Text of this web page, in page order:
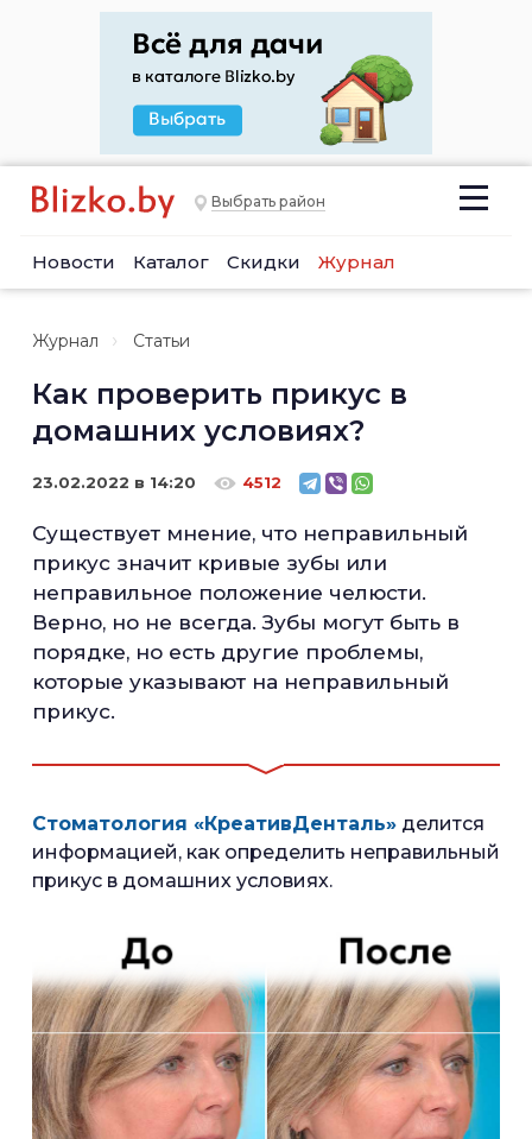
Выбрать район
Новости Каталог Скидки Журнал
Журнал Статьи
Как проверить прикус в
домашних условиях?
23.02.2022 в 14:20 4512
Существует мнение, что неправильный
прикус значит кривые зубы или
неправильное положение челюсти.
Верно, но не всегда. Зубы могут быть в
порядке, но есть другие проблемы,
которые указывают на неправильный
прикус.
Стоматология «КреативДенталь» делится
информацией, как определить неправильный
прикус в домашних условиях.